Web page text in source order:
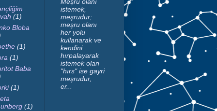
(1)
Bloba
(1)
(1)
Baba
(1)
(1)
istemek,
meşrudur;
meşru olanı
her yolu
kullanarak ve
kendini
hırpalayarak
istemek olan
"hırs" ise gayri
meşrudur,
er...